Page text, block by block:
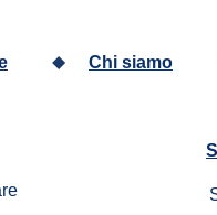
Chi siamo